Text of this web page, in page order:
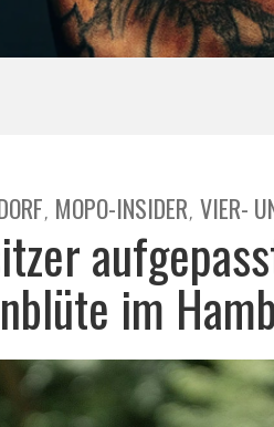
, MOPO-INSIDER, VIER-
im